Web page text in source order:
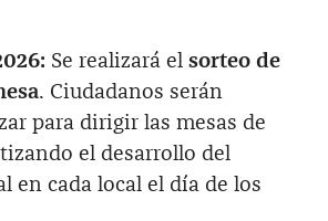
Se realizará el sorteo de
. Ciudadanos serán
para dirigir las mesas de
el desarrollo del
en cada local el día de los